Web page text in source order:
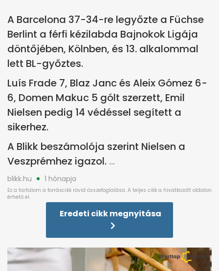
A Barcelona 37-34-re legyőzte a Füchse
Berlint a férfi kézilabda Bajnokok Ligája
döntőjében, Kölnben, és 13. alkalommal
lett BL-győztes.
Luís Frade 7, Blaz Janc és Aleix Gómez 6-
6, Domen Makuc 5 gólt szerzett, Emil
Nielsen pedig 14 védéssel segített a
sikerhez.
A Blikk beszámolója szerint Nielsen a
Veszprémhez igazol.
blikk.hu 1 hónapja
Eredeti cikk megnyitása